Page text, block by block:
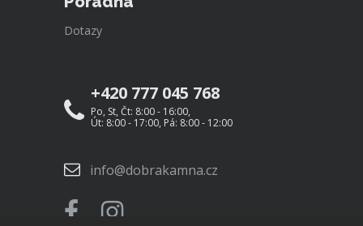
Dotazy
+420 777 045 768
Po, St, Čt: 8:00 - 16:00,
Út: 8:00 - 17:00, Pá: 8:00 - 12:00
info@dobrakamna.cz